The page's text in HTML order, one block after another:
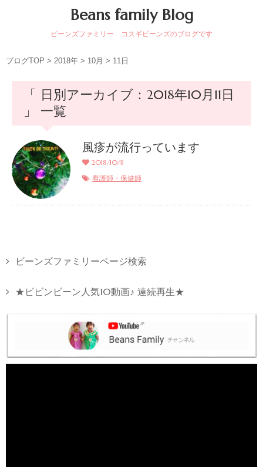
Beans family Blog
ビーンズファミリー コスギビーンズのブログです
ブログTOP > 2018年 > 10月 > 11日
「 日別アーカイブ：2018年10月11日
」 一覧
風疹が流行っています
2018/10/11
看護師・保健師
ビーンズファミリーページ検索
★ビビンビーン人気10動画♪ 連続再生★